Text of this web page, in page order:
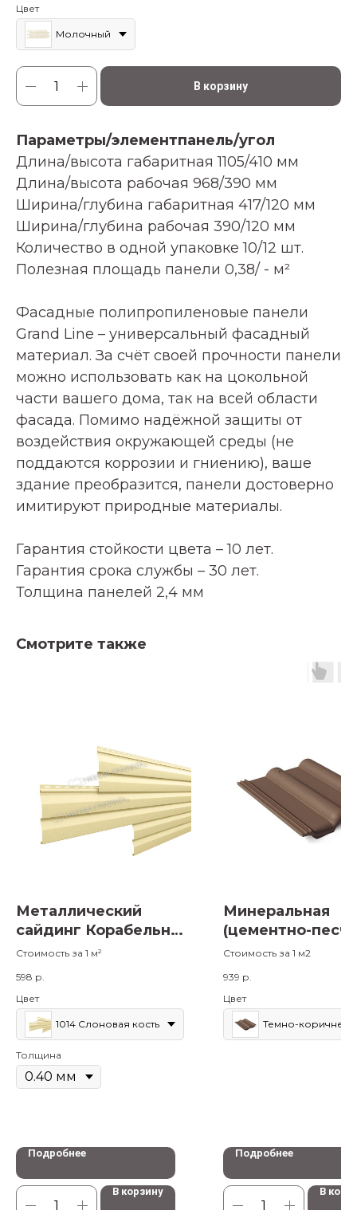
Цвет
Молочный
В корзину
Параметры/элементпанель/угол
Длина/высота габаритная 1105/410 мм
Длина/высота рабочая 968/390 мм
Ширина/глубина габаритная 417/120 мм
Ширина/глубина рабочая 390/120 мм
Количество в одной упаковке 10/12 шт.
Полезная площадь панели 0,38/ - м²
Фасадные полипропиленовые панели
Grand Line – универсальный фасадный
материал. За счёт своей прочности панели
можно использовать как на цокольной
части вашего дома, так на всей области
фасада. Помимо надёжной защиты от
воздействия окружающей среды (не
поддаются коррозии и гниению), ваше
здание преобразится, панели достоверно
имитируют природные материалы.
Гарантия стойкости цвета – 10 лет.
Гарантия срока службы – 30 лет.
Толщина панелей 2,4 мм
Смотрите также
Металлический
сайдинг Корабельная
доска 14х226,
Стоимость за 1 м²
598 р.
Цвет
1014 Слоновая кость
Толщина
Подробнее
В корзину
Минеральная
(цементно-
черепица
Стоимость за 1 м2
939 р.
Цвет
Темно-
Подробнее
В